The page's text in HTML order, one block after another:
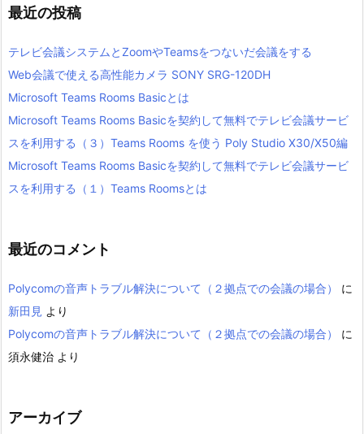
最近の投稿
テレビ会議システムとZoomやTeamsをつないだ会議をする
Web会議で使える高性能カメラ SONY SRG-120DH
Microsoft Teams Rooms Basicとは
Microsoft Teams Rooms Basicを契約して無料でテレビ会議サービ
スを利用する（３）Teams Rooms を使う Poly Studio X30/X50編
Microsoft Teams Rooms Basicを契約して無料でテレビ会議サービ
スを利用する（１）Teams Roomsとは
最近のコメント
Polycomの音声トラブル解決について（２拠点での会議の場合）
に
新田見 より
Polycomの音声トラブル解決について（２拠点での会議の場合）
に
須永健治 より
アーカイブ